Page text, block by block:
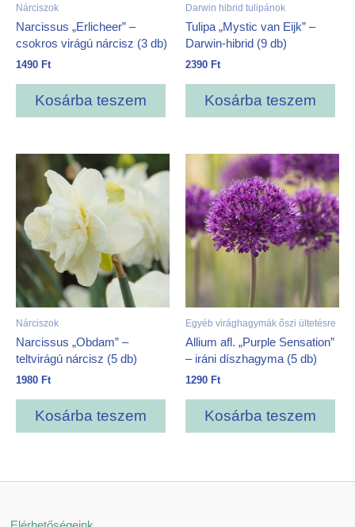
Nárciszok
Narcissus „Erlicheer” –
csokros virágú nárcisz (3 db)
1490 Ft
Kosárba teszem
Darwin hibrid tulipánok
Tulipa „Mystic van Eijk” –
Darwin-hibrid (9 db)
2390 Ft
Kosárba teszem
Nárciszok
Narcissus „Obdam” –
teltvirágú nárcisz (5 db)
1980 Ft
Kosárba teszem
Egyéb virághagymák őszi ültetésre
Allium afl. „Purple Sensation”
– iráni díszhagyma (5 db)
1290 Ft
Kosárba teszem